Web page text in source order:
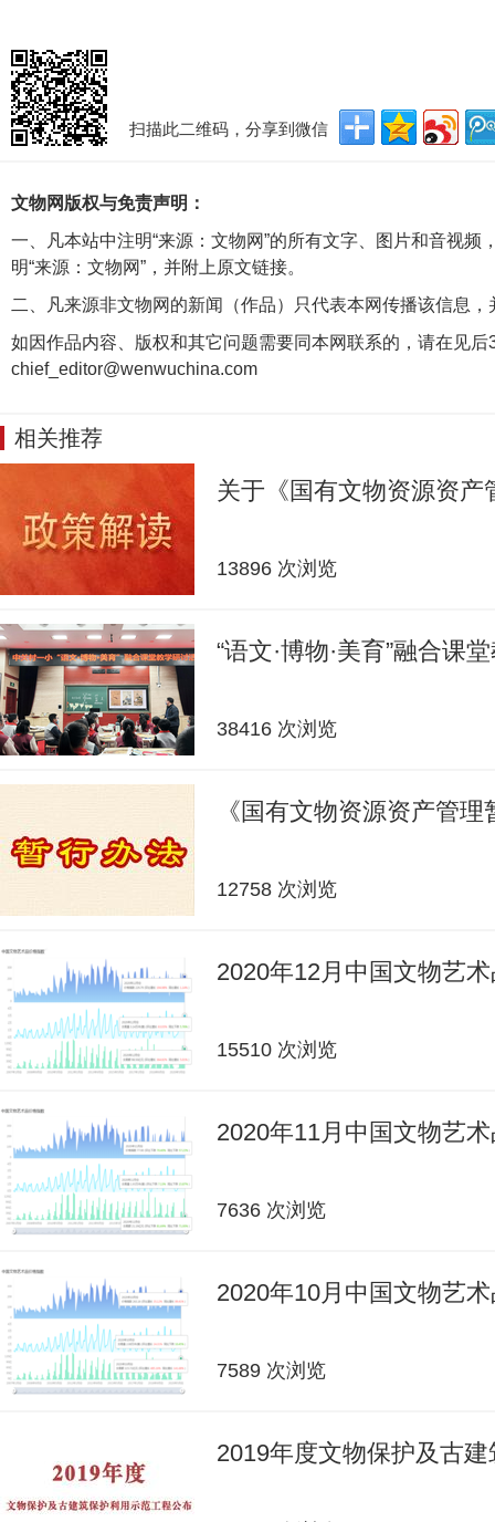
扫描此二维码，分享到微信
文物网版权与免责声明：
一、凡本站中注明“来源：文物网”的所有文字、图片和音视
明“来源：文物网”，并附上原文链接。
二、凡来源非文物网的新闻（作品）只代表本网传播该信息
如因作品内容、版权和其它问题需要同本网联系的，请在见后
chief_editor@wenwuchina.com
相关推荐
关于《国有文物资源资
13896 次浏览
“语文·博物·美育”融合课
38416 次浏览
《国有文物资源资产管
12758 次浏览
2020年12月中国文物艺
15510 次浏览
2020年11月中国文物艺
7636 次浏览
2020年10月中国文物艺
7589 次浏览
2019年度文物保护及古